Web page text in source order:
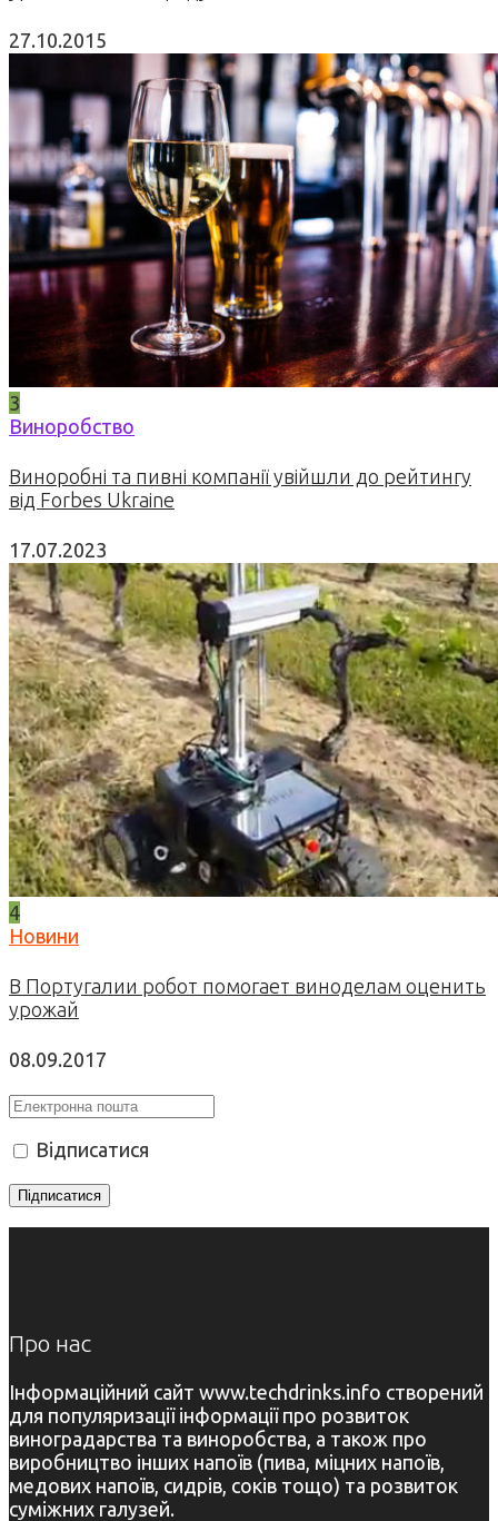
27.10.2015
3
Виноробство
Виноробні та пивні компанії увійшли до рейтингу
від Forbes Ukraine
17.07.2023
4
Новини
В Португалии робот помогает виноделам оценить
урожай
08.09.2017
Відписатися
Про нас
Інформаційний сайт www.techdrinks.info створений
для популяризації інформації про розвиток
виноградарства та виноробства, а також про
виробництво інших напоїв (пива, міцних напоїв,
медових напоїв, сидрів, соків тощо) та розвиток
суміжних галузей.